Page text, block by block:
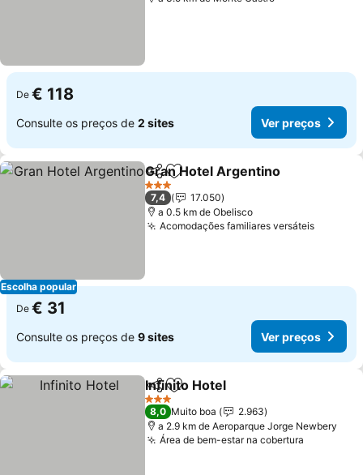
De € 118
Consulte os preços de 2 sites Ver preços
Escolha popular
PartilharAdicionar aos favoritos
Gran Hotel Argentino
3 Estrelas
7,4
17.050
a 0.5 km de Obelisco
Acomodações familiares versáteisVer
De € 31
Consulte os preços de 9 sites Ver preços
PartilharAdicionar aos favoritos
Infinito Hotel
3 Estrelas
8,0 Muito boa
2.963
a 2.9 km de Aeroparque Jorge Newbery
Área de bem-estar na cobertura